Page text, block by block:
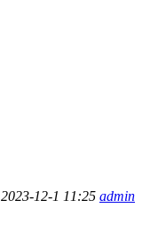
2023-12-1 11:25 admin